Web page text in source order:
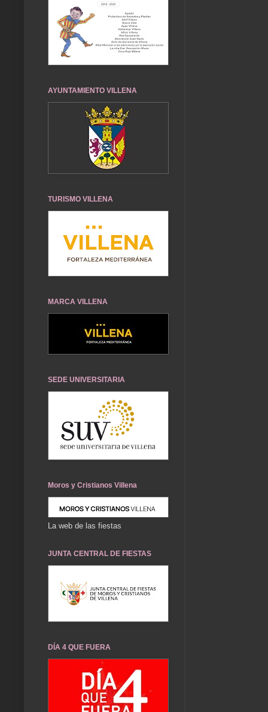
AYUNTAMIENTO VILLENA
TURISMO VILLENA
MARCA VILLENA
SEDE UNIVERSITARIA
Moros y Cristianos Villena
La web de las fiestas
JUNTA CENTRAL DE FIESTAS
DÍA 4 QUE FUERA